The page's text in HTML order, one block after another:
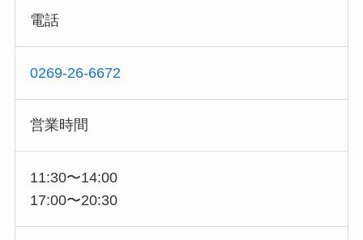
電話
0269-26-6672
営業時間
11:30〜14:00
17:00〜20:30